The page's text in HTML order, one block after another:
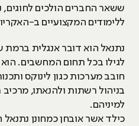
ששאר החברים הולכים
ללימודים המקצועיים ב-
נתנאל הוא דובר אנגלית
לגילו בכל תחום המחשבים.
חובב מערכות כגון לינוקס
בניהול רשתות ולהנאתו, מרכיב
למיניהם.
כילד אשר אובחן כמחונן